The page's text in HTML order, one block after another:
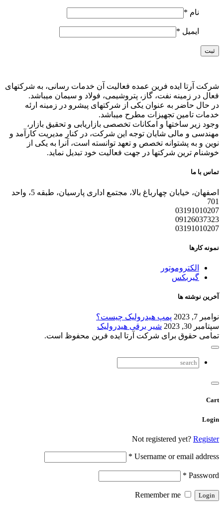
نام *
ایمیل *
شرکت آرتا ایده فرین عمده فعالیت آن خدمات رسانی، به شرکتهای
فعال در زمینه نفت، گاز، پتروشیمی، فولاد و سیمان میباشد.
در حال حاضر به عنوان یکی از شرکتهای پیشرو در زمینه ارئه
خدمات تامین تجهیزات مطرح میباشد.
وجود زیر ساختها و امکانات تخصصی بازاریابی و تحقیق بازار،
مهندسی و مالی شایان توجه این شرکت، در کنار مدیریت کارآمد و
نوین و به پشتوانه تخصص و تعهد توانسته است، آنرا به یکی از
خوشنام ترین شرکتها در جهت فعالیت خود تبدیل نماید.
تماس با ما
اصفهان، خیابان چهارباغ بالا، مجتمع اداری پارسیان، طبقه 5، واحد
701
03191010207
09126037323
03191010207
نمونه کارها
الکتروموتور
گیربکس
آخرین نوشته ها
نوامبر 7, 2023
پمپ هیدرولیک چیست؟
سپتامبر 30, 2023
شیر برقی هیدرولیک
تمامی حقوق برای شرکت آرتا ایده فرین محفوظ است.
Cart
Login
Not registered yet? Register
Username or email address
*
Password
*